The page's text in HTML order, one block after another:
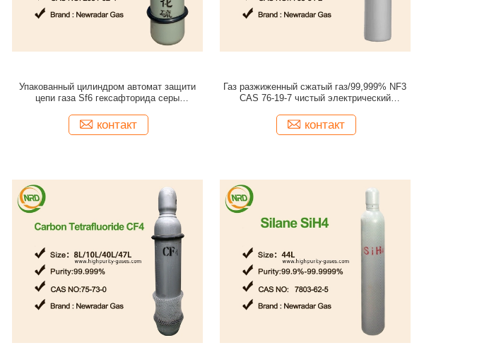
Упакованный цилиндром автомат защити
цепи газа Sf6 гексафторида серы
контакт
Газ разжиженный сжатый газ/99,999% NF3
CAS 76-19-7 чистый электрический
контакт